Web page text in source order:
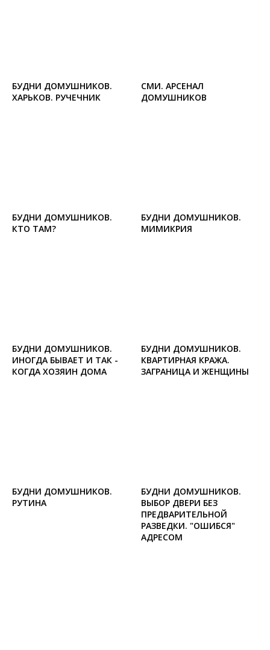
БУДНИ ДОМУШНИКОВ.
ХАРЬКОВ. РУЧЕЧНИК
СМИ. АРСЕНАЛ
ДОМУШНИКОВ
БУДНИ ДОМУШНИКОВ.
КТО ТАМ?
БУДНИ ДОМУШНИКОВ.
МИМИКРИЯ
БУДНИ ДОМУШНИКОВ.
ИНОГДА БЫВАЕТ И ТАК -
КОГДА ХОЗЯИН ДОМА
БУДНИ ДОМУШНИКОВ.
КВАРТИРНАЯ КРАЖА.
ЗАГРАНИЦА И ЖЕНЩИНЫ
БУДНИ ДОМУШНИКОВ.
РУТИНА
БУДНИ ДОМУШНИКОВ.
ВЫБОР ДВЕРИ БЕЗ
ПРЕДВАРИТЕЛЬНОЙ
РАЗВЕДКИ. "ОШИБСЯ"
АДРЕСОМ